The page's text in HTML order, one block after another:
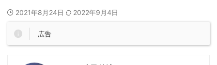
2021年8月24日 2022年9月4日
広告